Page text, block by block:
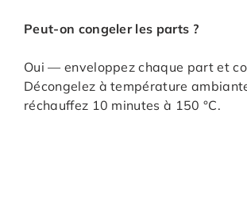
Peut-on congeler les parts ?
Oui — enveloppez chaque part et
Décongelez à température
réchauffez 10 minutes à 150 °C.